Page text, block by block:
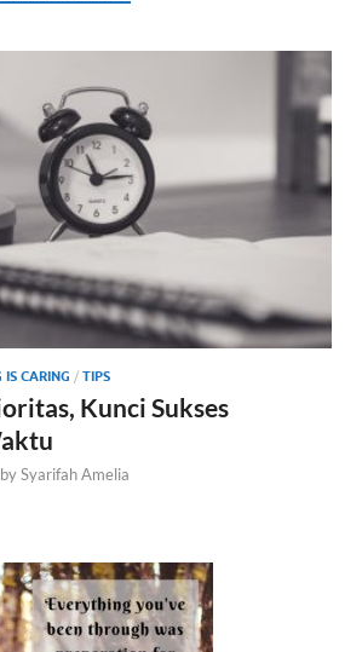
IS CARING / TIPS
Kunci Sukses
bySyarifah Amelia